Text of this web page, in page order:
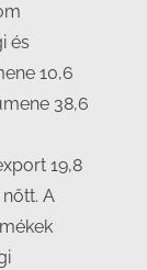
és
10,6
38,6
19,8
A